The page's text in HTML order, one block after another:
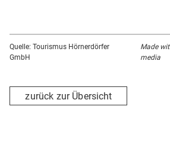
Quelle: Tourismus Hörnerdörfer
GmbH
Made
media
zurück zur Übersicht